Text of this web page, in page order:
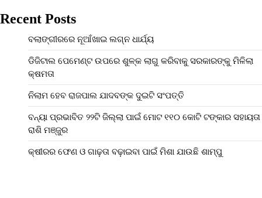
Recent Posts
ବଲାଙ୍ଗୀରରେ ନୂଆଁଖାଇ ଲଗ୍ନ ଧାର୍ଯ୍ୟ
ଡିଜିଟାଲ ପେମେଣ୍ଟ ଉପରେ ଶୁଳ୍କ ଲାଗୁ କରିବାକୁ ସରକାରଙ୍କୁ ମିଳିଲା
କ୍ଷମତା
ନିଲାମ ହେବ ରାଜପାଲ ଯାଦବଙ୍କ ଦୁଇଟି ସଂପତ୍ତି
ବନ୍ୟା ପ୍ରଭାବିତ ୨୨ଟି ଜିଲ୍ଲା ପାଇଁ ମୋଟ ୧୧୦ କୋଟି ଟଙ୍କାର ସହାୟତା
ରାଶି ମଞ୍ଜୁର
କ୍ଷୀରର ଫେଣ ଓ ଗାଢ଼ତା ବଢ଼ାଇବା ପାଇଁ ମିଶା ଯାଉଛି ଶାମ୍ପୁ